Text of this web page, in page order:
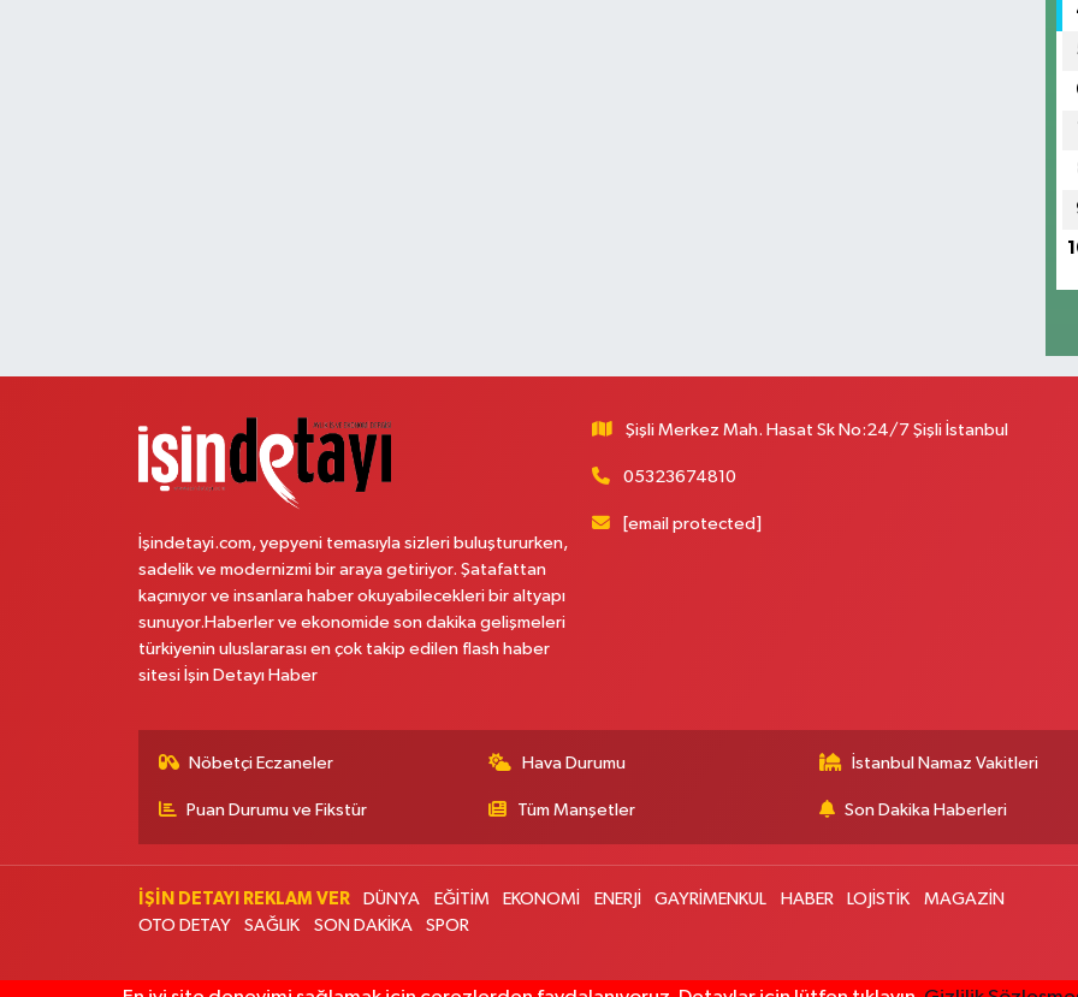
İşindetayi.com, yepyeni temasıyla sizleri buluştururken,
sadelik ve modernizmi bir araya getiriyor. Şatafattan
kaçınıyor ve insanlara haber okuyabilecekleri bir altyapı
sunuyor.Haberler ve ekonomide son dakika gelişmeleri
türkiyenin uluslararası en çok takip edilen flash haber
sitesi İşin Detayı Haber
Şişli Merkez Mah. Hasat Sk No:24/7 Şişli İstanbul
05323674810
[email protected]
Nöbetçi Eczaneler Hava Durumu İstanbul Namaz Vakitleri
Puan Durumu ve Fikstür Tüm Manşetler Son Dakika Haberleri
İŞİN DETAYI REKLAM VER DÜNYA EĞİTİM EKONOMİ ENERJİ GAYRİMENKUL HABER LOJİSTİK
MAGAZİN
OTO DETAY
SAĞLIK SON DAKİKA SPOR